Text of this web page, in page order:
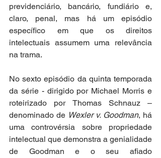
previdenciário, bancário, fundiário e,
claro, penal, mas há um episódio
específico em que os direitos
intelectuais assumem uma relevância
na trama.
No sexto episódio da quinta temporada
da série - dirigido por Michael Morris e
roteirizado por Thomas Schnauz –
denominado de Wexler v. Goodman, há
uma controvérsia sobre propriedade
intelectual que demonstra a genialidade
de Goodman e o seu afiado